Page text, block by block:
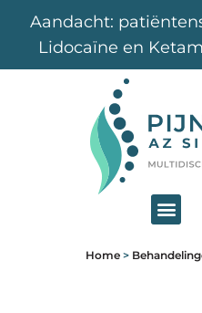
Aandacht:
Lidocaïne en
Home >